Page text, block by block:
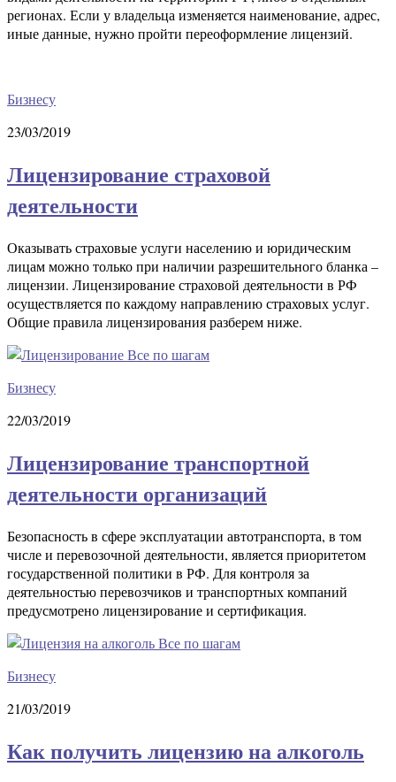
регионах. Если у владельца изменяется наименование, адрес,
иные данные, нужно пройти переоформление лицензий.
Бизнесу
23/03/2019
Лицензирование страховой
деятельности
Оказывать страховые услуги населению и юридическим
лицам можно только при наличии разрешительного бланка –
лицензии. Лицензирование страховой деятельности в РФ
осуществляется по каждому направлению страховых услуг.
Общие правила лицензирования разберем ниже.
Бизнесу
22/03/2019
Лицензирование транспортной
деятельности организаций
Безопасность в сфере эксплуатации автотранспорта, в том
числе и перевозочной деятельности, является приоритетом
государственной политики в РФ. Для контроля за
деятельностью перевозчиков и транспортных компаний
предусмотрено лицензирование и сертификация.
Бизнесу
21/03/2019
Как получить лицензию на алкоголь